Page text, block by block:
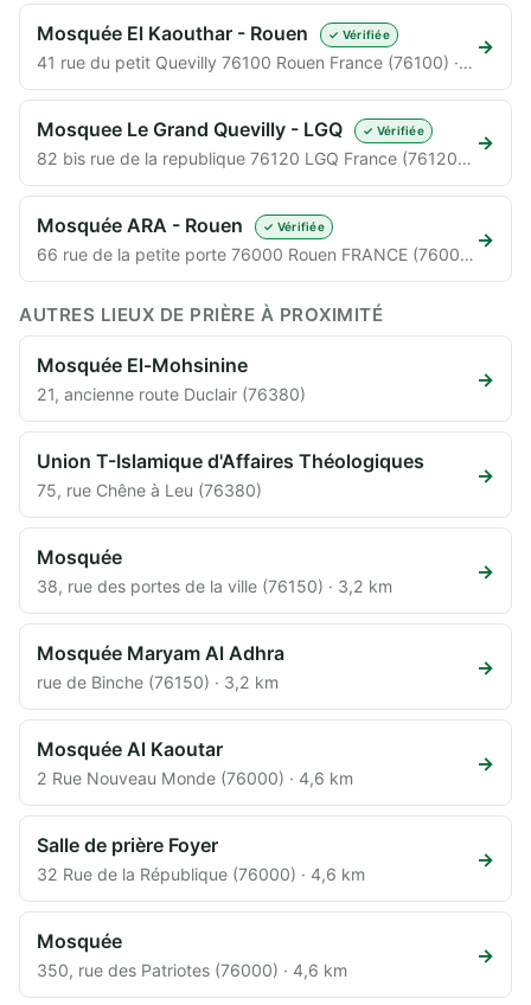
Mosquée El Kaouthar - Rouen ✓ Vérifiée
41 rue du petit Quevilly 76100 Rouen France (76100) · 3,6 km
→
Mosquee Le Grand Quevilly - LGQ ✓ Vérifiée
82 bis rue de la republique 76120 LGQ France (76120) · 4,0 km
→
Mosquée ARA - Rouen ✓ Vérifiée
66 rue de la petite porte 76000 Rouen FRANCE (76000) · 6,1 km
→
AUTRES LIEUX DE PRIÈRE À PROXIMITÉ
Mosquée El-Mohsinine
21, ancienne route Duclair (76380)
→
Union T-Islamique d'Affaires Théologiques
75, rue Chêne à Leu (76380)
→
Mosquée
38, rue des portes de la ville (76150) · 3,2 km
→
Mosquée Maryam Al Adhra
rue de Binche (76150) · 3,2 km
→
Mosquée Al Kaoutar
2 Rue Nouveau Monde (76000) · 4,6 km
→
Salle de prière Foyer
32 Rue de la République (76000) · 4,6 km
→
Mosquée
350, rue des Patriotes (76000) · 4,6 km
→